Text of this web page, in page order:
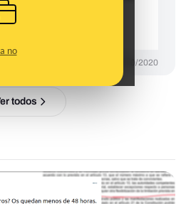
no
el
02/10/2020
todos